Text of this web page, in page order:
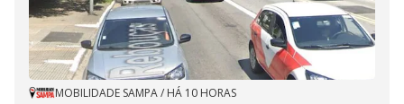
MOBILIDADE SAMPA/ HÁ 10 HORAS